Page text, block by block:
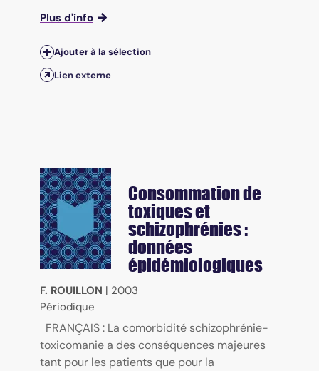
Plus d'info
Ajouter à la sélection
Lien externe
Consommation de
toxiques et
schizophrénies :
données
épidémiologiques
F. ROUILLON | 2003
Périodique
FRANÇAIS : La comorbidité schizophrénie-
toxicomanie a des conséquences majeures
tant pour les patients que pour la